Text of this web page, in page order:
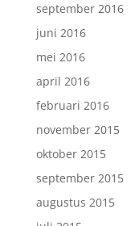
september 2016
juni 2016
mei 2016
april 2016
februari 2016
november 2015
oktober 2015
september 2015
augustus 2015